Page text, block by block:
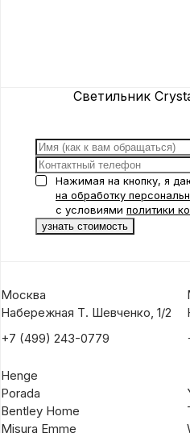
Светильник
Нажимая на кнопку, я
на обработку
с условиями политики
Москва
Набережная Т. Шевченко, 1/2
+7 (499) 243-0779
Henge
Porada
Bentley Home
Misura Emme